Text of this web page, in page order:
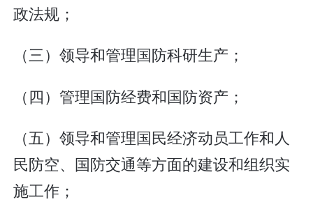
政法规；
（三）领导和管理国防科研生产；
（四）管理国防经费和国防资产；
（五）领导和管理国民经济动员工作和人
民防空、国防交通等方面的建设和组织实
施工作；